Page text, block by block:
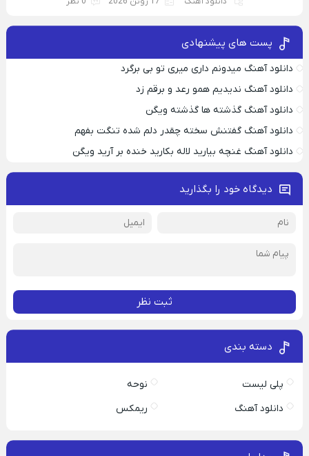
پست های پیشنهادی
دانلود آهنگ میدونم داری میری تو بی برگرد
دانلود آهنگ ندیدیم همو رعد و برقم زد
دانلود آهنگ گذشته ها گذشته ویگن
دانلود آهنگ گفتنش سخته چقدر دلم شده تنگت بفهم
دانلود آهنگ غنچه بیارید لاله بکارید خنده بر آرید ویگن
دیدگاه خود را بگذارید
ثبت نظر
دسته بندی
پلی لیست
نوحه
دانلود آهنگ
ریمکس